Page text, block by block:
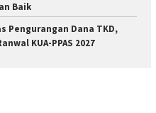
Baik
Pengurangan Dana TKD,
KUA-PPAS 2027